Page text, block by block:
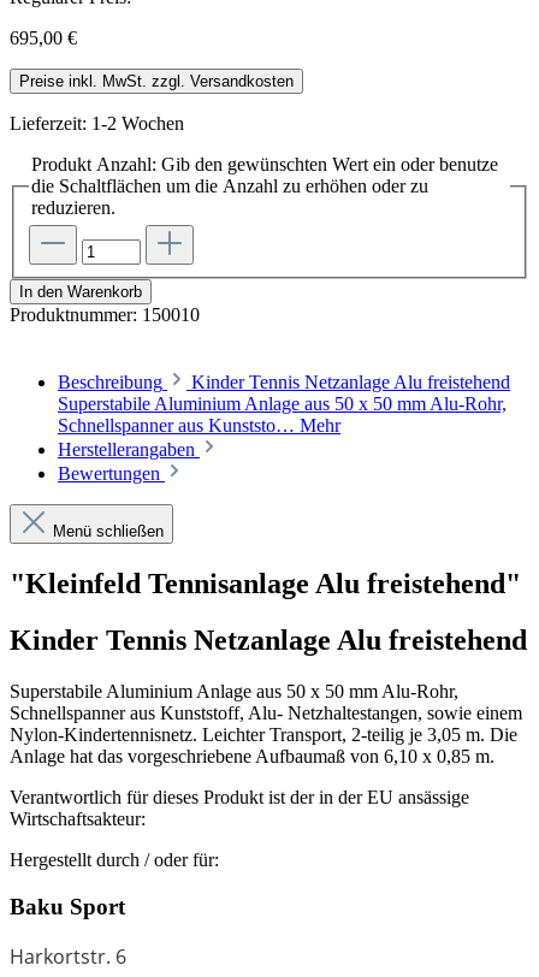
695,00 €
Preise inkl. MwSt. zzgl. Versandkosten
Lieferzeit: 1-2 Wochen
Produkt Anzahl: Gib den gewünschten Wert ein oder benutze
die Schaltflächen um die Anzahl zu erhöhen oder zu
reduzieren.
In den Warenkorb
Produktnummer: 150010
Beschreibung
Kinder Tennis Netzanlage Alu freistehend
Superstabile Aluminium Anlage aus 50 x 50 mm Alu-Rohr,
Schnellspanner aus Kunststo… Mehr
Herstellerangaben
Bewertungen
Menü schließen
"Kleinfeld Tennisanlage Alu freistehend"
Kinder Tennis Netzanlage Alu freistehend
Superstabile Aluminium Anlage aus 50 x 50 mm Alu-Rohr,
Schnellspanner aus Kunststoff, Alu- Netzhaltestangen, sowie einem
Nylon-Kindertennisnetz. Leichter Transport, 2-teilig je 3,05 m. Die
Anlage hat das vorgeschriebene Aufbaumaß von 6,10 x 0,85 m.
Verantwortlich für dieses Produkt ist der in der EU ansässige
Wirtschaftsakteur:
Hergestellt durch / oder für:
Baku Sport
Harkortstr. 6